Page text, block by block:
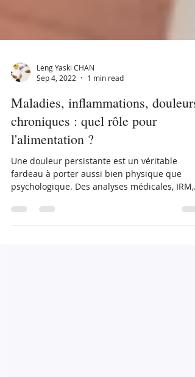
Sep 4, 2022
1 min read
Maladies, inflammations, douleurs
chroniques : quel rôle pour
l'alimentation ?
Une douleur persistante est un véritable
psychologique. Des analyses médicales, IRM,
scanners,...